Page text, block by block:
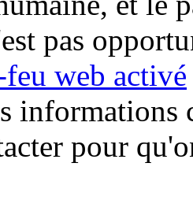
pas
feu web activé
informations
pour